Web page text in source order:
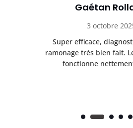
Gaétan
3 octobre
Super efficace,
ramonage très bien fait.
fonctionne